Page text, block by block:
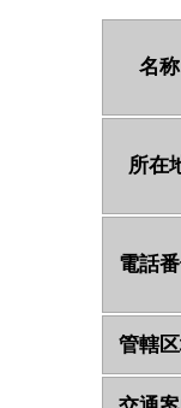
名称
所在
電話
管轄